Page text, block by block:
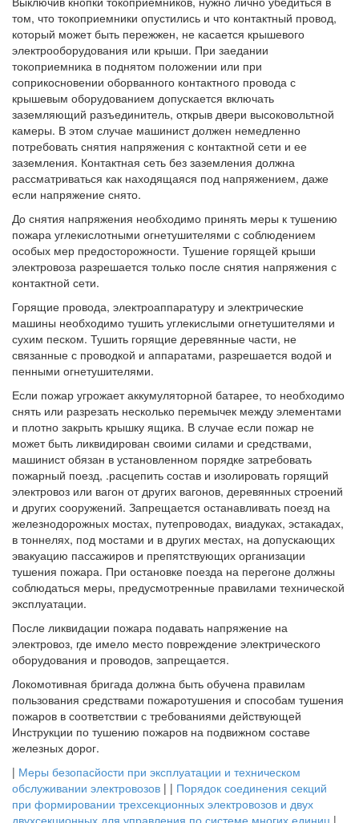
том, что токоприемники опустились и что контактный провод,
который может быть пережжен, не касается крышевого
электрооборудования или крыши. При заедании
токоприемника в поднятом положении или при
соприкосновении оборванного контактного провода с
крышевым оборудованием допускается включать
заземляющий разъединитель, открыв двери высоковольтной
камеры. В этом случае машинист должен немедленно
потребовать снятия напряжения с контактной сети и ее
заземления. Контактная сеть без заземления должна
рассматриваться как находящаяся под напряжением, даже
если напряжение снято.
До снятия напряжения необходимо принять меры к тушению
пожара углекислотными огнетушителями с соблюдением
особых мер предосторожности. Тушение горящей крыши
электровоза разрешается только после снятия напряжения с
контактной сети.
Горящие провода, электроаппаратуру и электрические
машины необходимо тушить углекислыми огнетушителями и
сухим песком. Тушить горящие деревянные части, не
связанные с проводкой и аппаратами, разрешается водой и
пенными огнетушителями.
Если пожар угрожает аккумуляторной батарее, то необходимо
снять или разрезать несколько перемычек между элементами
и плотно закрыть крышку ящика. В случае если пожар не
может быть ликвидирован своими силами и средствами,
машинист обязан в установленном порядке затребовать
пожарный поезд, .расцепить состав и изолировать горящий
электровоз или вагон от других вагонов, деревянных строений
и других сооружений. Запрещается останавливать поезд на
железнодорожных мостах, путепроводах, виадуках, эстакадах,
в тоннелях, под мостами и в других местах, на допускающих
эвакуацию пассажиров и препятствующих организации
тушения пожара. При остановке поезда на перегоне должны
соблюдаться меры, предусмотренные правилами технической
эксплуатации.
После ликвидации пожара подавать напряжение на
электровоз, где имело место повреждение электрического
оборудования и проводов, запрещается.
Локомотивная бригада должна быть обучена правилам
пользования средствами пожаротушения и способам тушения
пожаров в соответствии с требованиями действующей
Инструкции по тушению пожаров на подвижном составе
железных дорог.
| Меры безопасйости при эксплуатации и техническом
обслуживании электровозов | | Порядок соединения секций
при формировании трехсекционных электровозов и двух
двухсекционных для управления по системе многих единиц |